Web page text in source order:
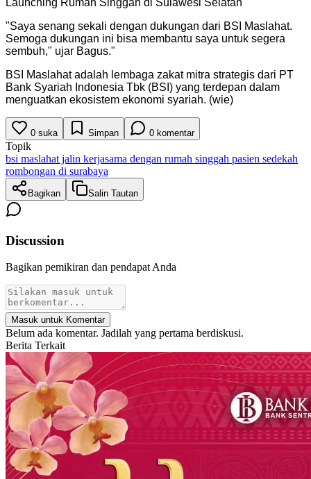
"Saya senang sekali dengan dukungan dari BSI Maslahat.
Semoga dukungan ini bisa membantu saya untuk segera
sembuh," ujar Bagus."
BSI Maslahat adalah lembaga zakat mitra strategis dari PT
Bank Syariah Indonesia Tbk (BSI) yang terdepan dalam
menguatkan ekosistem ekonomi syariah. (wie)
0 suka Simpan 0 komentar
Topik
bsi maslahat jalin kerjasama dengan rumah singgah pasien sedekah
rombongan di surabaya
Bagikan Salin Tautan
Discussion
Bagikan pemikiran dan pendapat Anda
Masuk untuk Komentar
Belum ada komentar. Jadilah yang pertama berdiskusi.
Berita Terkait